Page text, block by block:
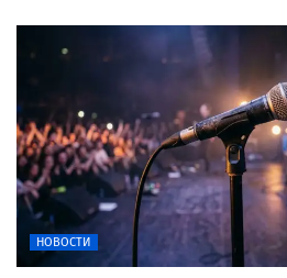
НОВОСТИ